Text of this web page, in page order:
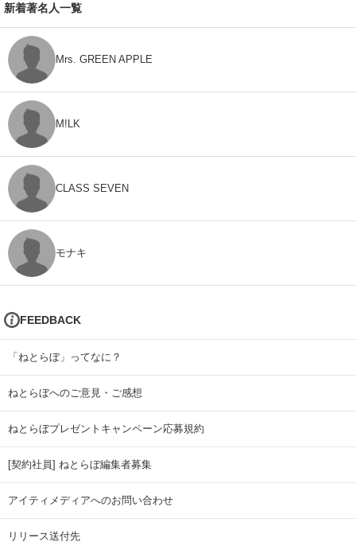
新着著名人一覧
Mrs. GREEN APPLE
M!LK
CLASS SEVEN
モナキ
FEEDBACK
「ねとらぼ」ってなに？
ねとらぼへのご意見・ご感想
ねとらぼプレゼントキャンペーン応募規約
[契約社員] ねとらぼ編集者募集
アイティメディアへのお問い合わせ
リリース送付先